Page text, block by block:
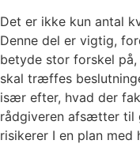
Det er ikke kun antal
Denne del er vigtig,
betyde stor forskel
skal træffes
især efter, hvad der
rådgiveren afsætter til
risikerer I en plan med